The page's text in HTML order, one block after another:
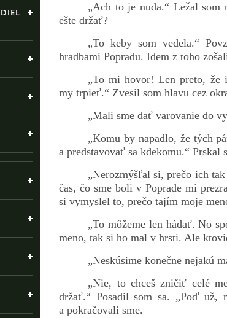
„Ach to je nuda.“ Ležal som
ešte držať?
„To keby som vedela.“
hradbami Popradu. Idem z toho
„To mi hovor! Len preto, že
my trpieť.“ Zvesil som hlavu cez
„Mali sme dať varovanie do
„Komu by napadlo, že tých
a predstavovať sa kdekomu.“ Prskal
„Nerozmýšľal si, prečo ich
čas, čo sme boli v Poprade mi
si vymyslel to, prečo tajím moje
„To môžeme len hádať. No
meno, tak si ho mal v hrsti. Ale
„Neskúsime konečne nejakú
„Nie, to chceš zničiť celé
držať.“ Posadil som sa. „Poď už,
a pokračovali sme.